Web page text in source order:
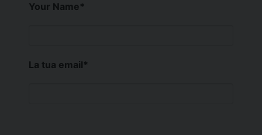
Your Name*
La tua email*